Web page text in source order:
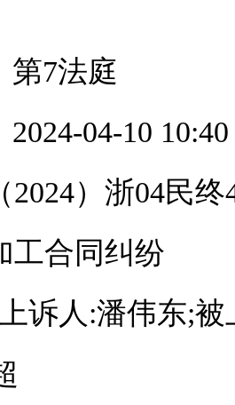
7法庭
04-10 10:40
）浙04民终
合同纠纷
诉人:潘伟东;被